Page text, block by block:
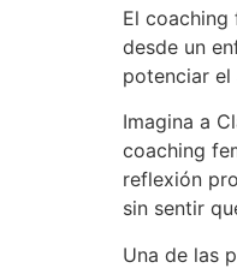
El coaching
desde un
potenciar
Imagina a
coaching
reflexión
sin sentir
Una de las